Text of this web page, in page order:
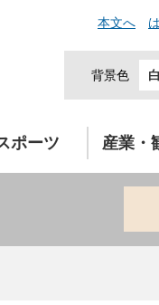
本文へ
背景色 白
ポーツ 産業・